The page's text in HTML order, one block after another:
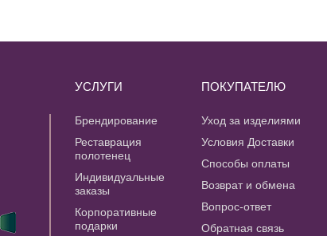
УСЛУГИ
Брендирование
Реставрация
полотенец
Индивидуальные
заказы
Корпоративные
подарки
ПОКУПАТЕЛЮ
Уход за изделиями
Условия Доставки
Способы оплаты
Возврат и обмена
Вопрос-ответ
Обратная связь